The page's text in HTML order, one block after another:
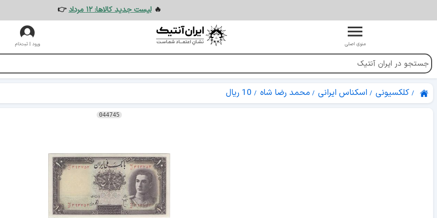
🔥لیست جدید کالاها: ۱۲ مرداد 👉
منوی اصلی ورود | ثبت‌نام
کلکسیونی اسکناس ایرانی محمد رضا شاه 10 ریال
044745